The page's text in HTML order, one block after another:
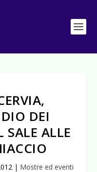
DEI
ALLE
| Mostre ed eventi